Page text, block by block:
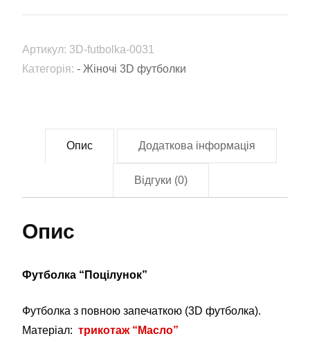
futbolka-
кількість
Артикул: 3D-futbolka-0031
Категорія: - Жіночі 3D футболки
Опис Додаткова інформація
Відгуки (0)
Опис
Футболка “Поцілунок”
Футболка з повною запечаткою (3D футболка).
Матеріал: трикотаж “Масло”